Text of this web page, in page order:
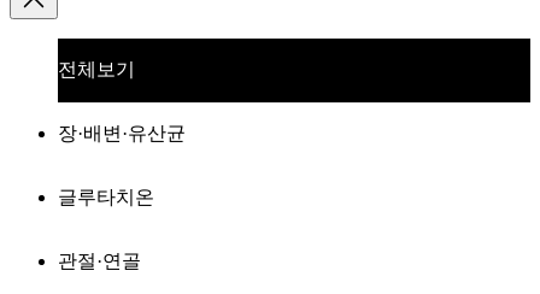
전체보기
장·배변·유산균
글루타치온
관절·연골